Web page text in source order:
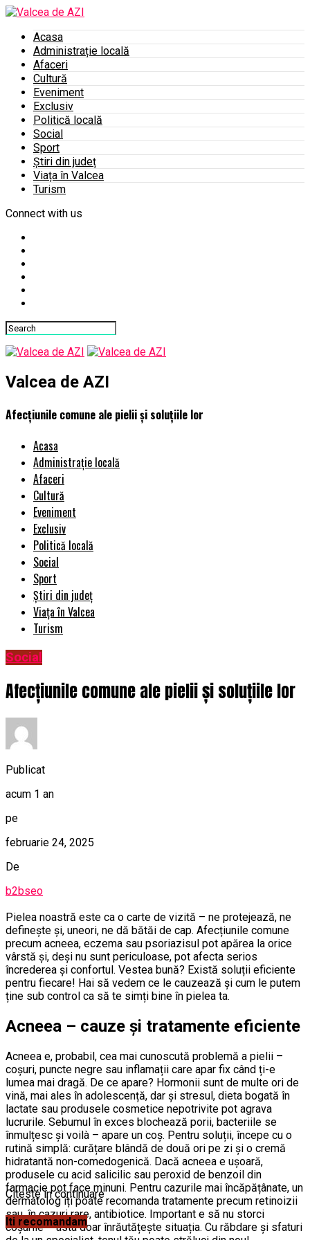
Acasa
Administrație locală
Afaceri
Cultură
Eveniment
Exclusiv
Politică locală
Social
Sport
Știri din județ
Viața în Valcea
Turism
Connect with us
Valcea de AZI
Afecțiunile comune ale pielii și soluțiile lor
Acasa
Administrație locală
Afaceri
Cultură
Eveniment
Exclusiv
Politică locală
Social
Sport
Știri din județ
Viața în Valcea
Turism
Social
Afecțiunile comune ale pielii și soluțiile lor
Publicat
acum 1 an
pe
februarie 24, 2025
De
b2bseo
Pielea noastră este ca o carte de vizită – ne protejează, ne
definește și, uneori, ne dă bătăi de cap. Afecțiunile comune
precum acneea, eczema sau psoriazisul pot apărea la orice
vârstă și, deși nu sunt periculoase, pot afecta serios
încrederea și confortul. Vestea bună? Există soluții eficiente
pentru fiecare! Hai să vedem ce le cauzează și cum le putem
ține sub control ca să te simți bine în pielea ta.
Acneea – cauze și tratamente eficiente
Acneea e, probabil, cea mai cunoscută problemă a pielii –
coșuri, puncte negre sau inflamații care apar fix când ți-e
lumea mai dragă. De ce apare? Hormonii sunt de multe ori de
vină, mai ales în adolescență, dar și stresul, dieta bogată în
lactate sau produsele cosmetice nepotrivite pot agrava
lucrurile. Sebumul în exces blochează porii, bacteriile se
înmulțesc și voilà – apare un coș. Pentru soluții, începe cu o
rutină simplă: curățare blândă de două ori pe zi și o cremă
hidratantă non-comedogenică. Dacă acneea e ușoară,
produsele cu acid salicilic sau peroxid de benzoil din
farmacie pot face minuni. Pentru cazurile mai încăpățânate, un
dermatolog îți poate recomanda tratamente precum retinoizii
sau, în cazuri rare, antibiotice. Important e să nu storci
coșurile – asta doar înrăutățește situația. Cu răbdare și sfaturi
Citeste in continuare
Iti recomandam